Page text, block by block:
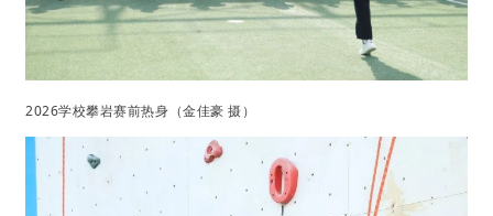
2026学校攀岩赛前热身（金佳豪 摄）